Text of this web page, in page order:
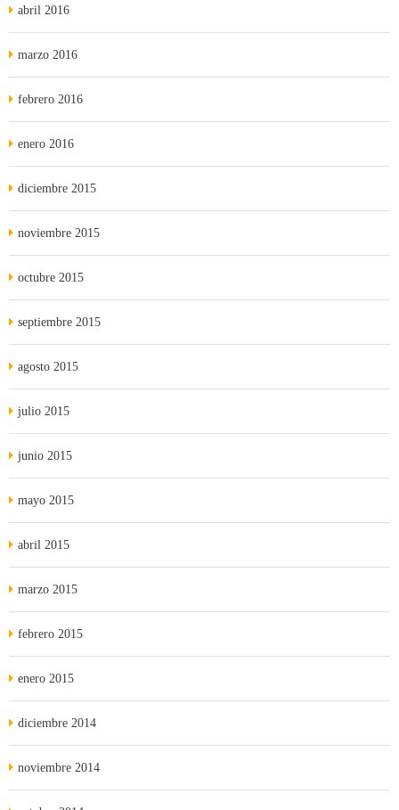
abril 2016
marzo 2016
febrero 2016
enero 2016
diciembre 2015
noviembre 2015
octubre 2015
septiembre 2015
agosto 2015
julio 2015
junio 2015
mayo 2015
abril 2015
marzo 2015
febrero 2015
enero 2015
diciembre 2014
noviembre 2014